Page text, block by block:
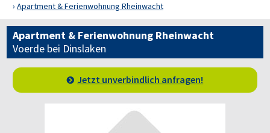
Apartment & Ferienwohnung Rheinwacht
Apartment & Ferienwohnung Rheinwacht
Voerde bei Dinslaken
Jetzt unverbindlich anfragen!